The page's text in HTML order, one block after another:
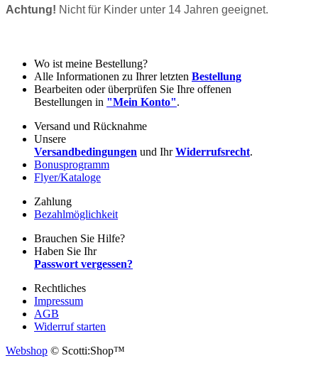
Achtung! Nicht für Kinder unter 14 Jahren geeignet.
Wo ist meine Bestellung?
Alle Informationen zu Ihrer letzten Bestellung
Bearbeiten oder überprüfen Sie Ihre offenen
Bestellungen in "Mein Konto".
Versand und Rücknahme
Unsere
Versandbedingungen und IhrWiderrufsrecht.
Bonusprogramm
Flyer/Kataloge
Zahlung
Bezahlmöglichkeit
Brauchen Sie Hilfe?
Haben Sie Ihr
Passwort vergessen?
Rechtliches
Impressum
AGB
Widerruf starten
Webshop © Scotti:Shop™